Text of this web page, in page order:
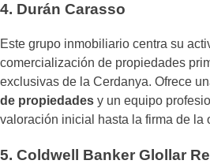
4. Durán Carasso
Este grupo inmobiliario centra su
comercialización de propiedades
exclusivas de la Cerdanya. Ofrece
de propiedades y un equipo
valoración inicial hasta la firma de la
5. Coldwell Banker Glollar